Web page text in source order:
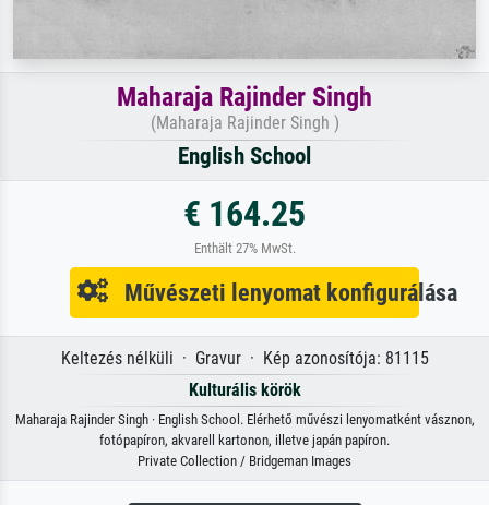
Maharaja Rajinder Singh
(Maharaja Rajinder Singh )
English School
€ 164.25
Enthält 27% MwSt.
Művészeti lenyomat konfigurálása
Keltezés nélküli · Gravur · Kép azonosítója: 81115
Kulturális körök
Maharaja Rajinder Singh · English School. Elérhető művészi lenyomatként vásznon,
fotópapíron, akvarell kartonon, illetve japán papíron.
Private Collection / Bridgeman Images